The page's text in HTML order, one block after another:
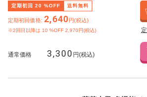
定期初回 20 %OFF 送料無料
定期初回価格: 2,640円(税込)
※2回目以降は 10 %OFF 2,970円(税込)
通常価格 3,300 円(税込)